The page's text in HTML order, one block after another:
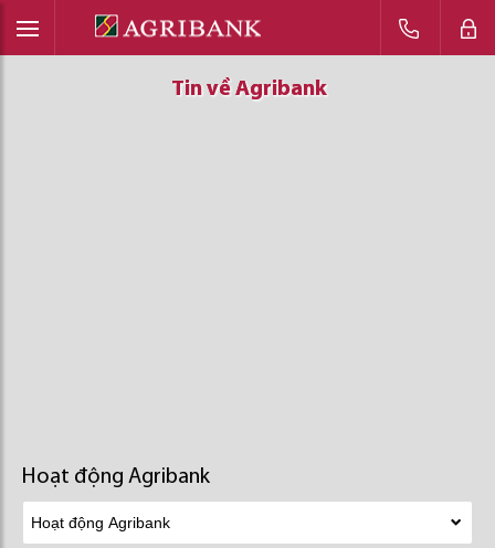
Tin về Agribank
Tin về Agribank
Tin về Agribank
Hoạt động Agribank